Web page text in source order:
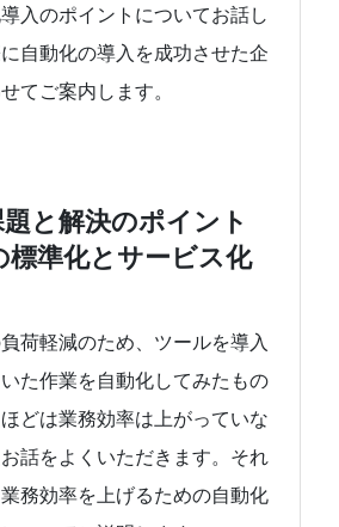
入のポイントについてお話し
自動化の導入を成功させた企
てご案内します。
と解決のポイント
標準化とサービス化
荷軽減のため、ツールを導入
た作業を自動化してみたもの
どは業務効率は上がっていな
話をよくいただきます。それ
務効率を上げるための自動化